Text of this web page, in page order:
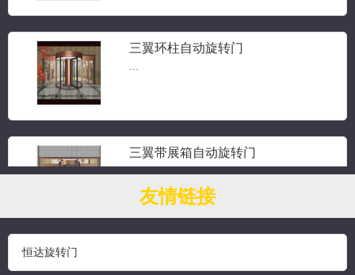
三翼环柱自动旋转门
三翼带展箱自动旋转门
...
...
友情链接
恒达旋转门